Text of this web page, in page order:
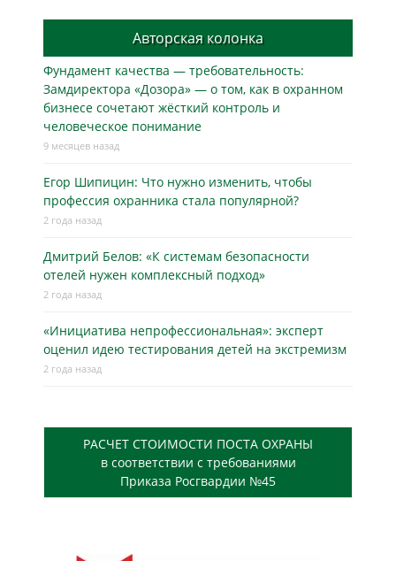
Авторская колонка
Фундамент качества — требовательность:
Замдиректора «Дозора» — о том, как в охранном
бизнесe сочетают жёсткий контроль и
человеческое понимание
9 месяцев назад
Егор Шипицин: Что нужно изменить, чтобы
профессия охранника стала популярной?
2 года назад
Дмитрий Белов: «К системам безопасности
отелей нужен комплексный подход»
2 года назад
«Инициатива непрофессиональная»: эксперт
оценил идею тестирования детей на экстремизм
2 года назад
РАСЧЕТ СТОИМОСТИ ПОСТА ОХРАНЫ
в соответствии с требованиями
Приказа Росгвардии №45